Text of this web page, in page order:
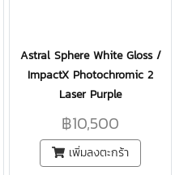
Astral Sphere White Gloss /
ImpactX Photochromic 2
Laser Purple
฿10,500
เพิ่มลงตะกร้า